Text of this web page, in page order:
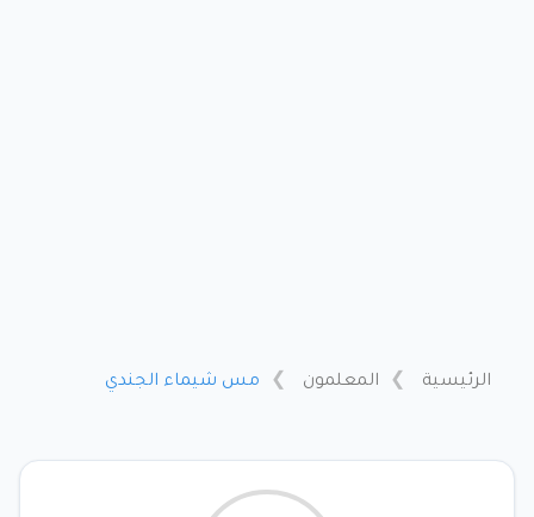
الرئيسية المعلمون مس شيماء الجندي